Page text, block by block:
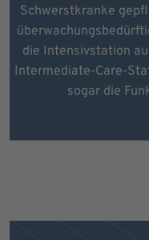
Schwerstkranke
die Intensivstation
Intermediate-Care-
sogar die